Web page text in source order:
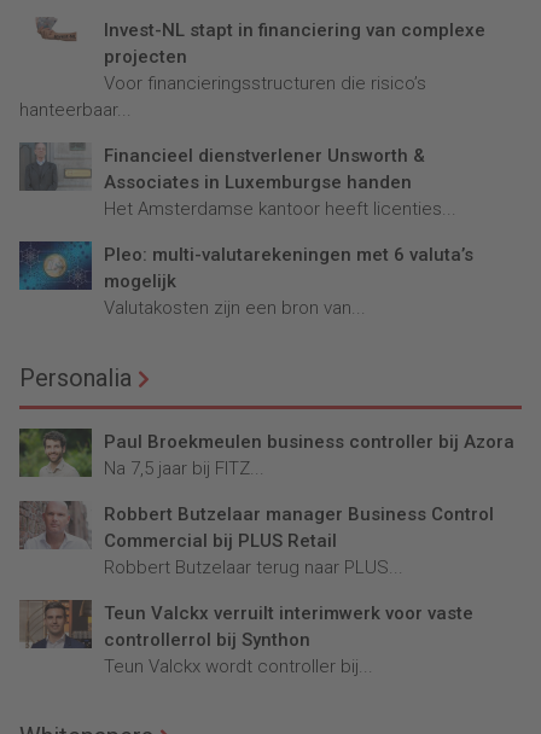
Invest-NL stapt in financiering van complexe
projecten
Voor financieringsstructuren die risico’s
hanteerbaar...
Financieel dienstverlener Unsworth &
Associates in Luxemburgse handen
Het Amsterdamse kantoor heeft licenties...
Pleo: multi-valutarekeningen met 6 valuta’s
mogelijk
Valutakosten zijn een bron van...
Personalia
Paul Broekmeulen business controller bij Azora
Na 7,5 jaar bij FITZ...
Robbert Butzelaar manager Business Control
Commercial bij PLUS Retail
Robbert Butzelaar terug naar PLUS...
Teun Valckx verruilt interimwerk voor vaste
controllerrol bij Synthon
Teun Valckx wordt controller bij...